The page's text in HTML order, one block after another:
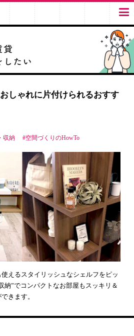
しゃれに片付けられるおすす
収納 #空間づくりのHowTo
えるスタイリッシュなシェルフをピッ
納”でコンパクトなお部屋もスッキリ＆
きます。